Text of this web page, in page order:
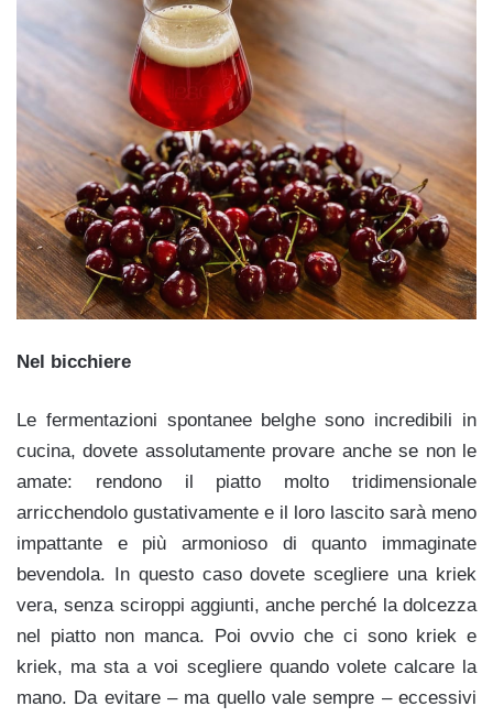
Nel bicchiere
Le fermentazioni spontanee belghe sono incredibili in
cucina, dovete assolutamente provare anche se non le
amate: rendono il piatto molto tridimensionale
arricchendolo gustativamente e il loro lascito sarà meno
impattante e più armonioso di quanto immaginate
bevendola. In questo caso dovete scegliere una kriek
vera, senza sciroppi aggiunti, anche perché la dolcezza
nel piatto non manca. Poi ovvio che ci sono kriek e
kriek, ma sta a voi scegliere quando volete calcare la
mano. Da evitare – ma quello vale sempre – eccessivi